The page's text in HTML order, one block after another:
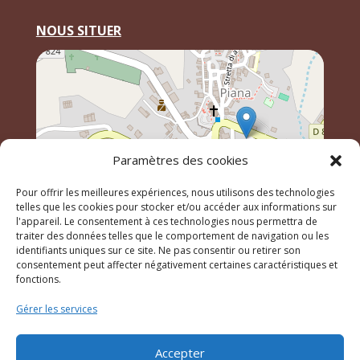
Paramètres des cookies
Pour offrir les meilleures expériences, nous utilisons des technologies
telles que les cookies pour stocker et/ou accéder aux informations sur
l'appareil. Le consentement à ces technologies nous permettra de
traiter des données telles que le comportement de navigation ou les
identifiants uniques sur ce site. Ne pas consentir ou retirer son
consentement peut affecter négativement certaines caractéristiques et
fonctions.
Gérer les services
Accepter
NOUS SITUER
Leaflet , \r\n© OpenStreetMapcontributeurs
© 2023 Mairie de Piana – Réalisation